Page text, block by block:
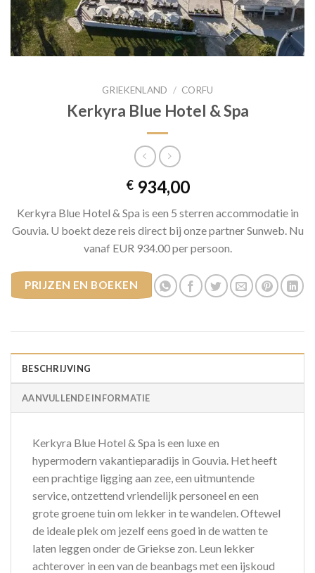
GRIEKENLAND / CORFU
Kerkyra Blue Hotel & Spa
€934,00
Kerkyra Blue Hotel & Spa is een 5 sterren accommodatie in
Gouvia. U boekt deze reis direct bij onze partner Sunweb. Nu
vanaf EUR 934.00 per persoon.
PRIJZEN EN BOEKEN
BESCHRIJVING
AANVULLENDE INFORMATIE
Kerkyra Blue Hotel & Spa is een luxe en
hypermodern vakantieparadijs in Gouvia. Het heeft
een prachtige ligging aan zee, een uitmuntende
service, ontzettend vriendelijk personeel en een
grote groene tuin om lekker in te wandelen. Oftewel
de ideale plek om jezelf eens goed in de watten te
laten leggen onder de Griekse zon. Leun lekker
achterover in een van de beanbags met een ijskoud